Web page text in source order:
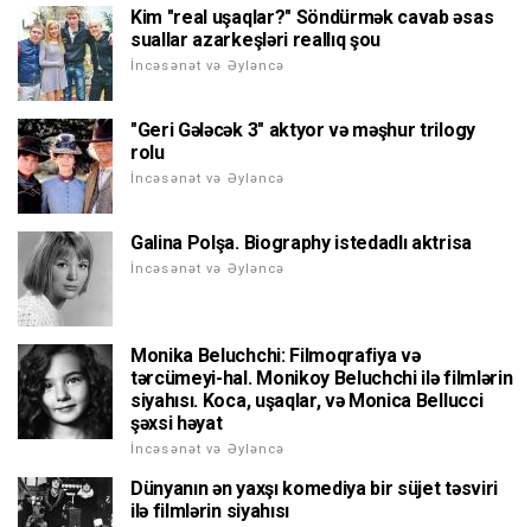
Kim "real uşaqlar?" Söndürmək cavab əsas
suallar azarkeşləri reallıq şou
İncəsənət və Əyləncə
"Geri Gələcək 3" aktyor və məşhur trilogy
rolu
İncəsənət və Əyləncə
Galina Polşa. Biography istedadlı aktrisa
İncəsənət və Əyləncə
Monika Beluchchi: Filmoqrafiya və
tərcümeyi-hal. Monikoy Beluchchi ilə filmlərin
siyahısı. Koca, uşaqlar, və Monica Bellucci
şəxsi həyat
İncəsənət və Əyləncə
Dünyanın ən yaxşı komediya bir süjet təsviri
ilə filmlərin siyahısı